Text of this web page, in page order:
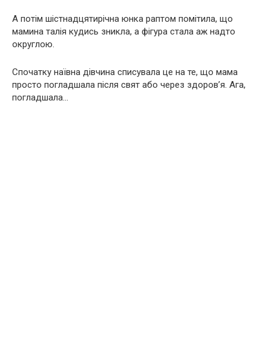
А потім шістнадцятирічна юнка раптом помітила, що
мамина талія кудись зникла, а фігура стала аж надто
округлою.
Спочатку наївна дівчина списувала це на те, що мама
просто погладшала після свят або через здоров’я. Ага,
погладшала…